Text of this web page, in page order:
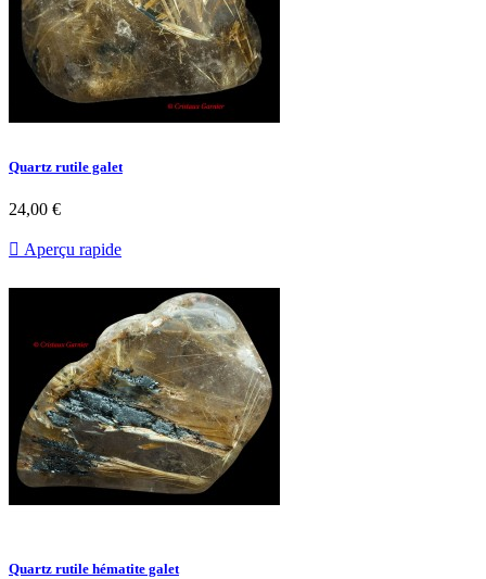
Quartz rutile galet
24,00 €
 Aperçu rapide
Quartz rutile hématite galet